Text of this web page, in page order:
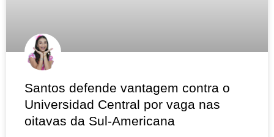
Santos defende vantagem contra o
Universidad Central por vaga nas
oitavas da Sul-Americana